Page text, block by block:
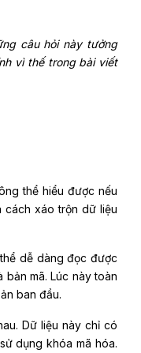
câu hỏi này tưởng
vì thế trong bài viết
thể hiểu được nếu
cách xáo trộn dữ liệu
dễ dàng đọc được
mã. Lúc này toàn
ban đầu.
Dữ liệu này chỉ có
dụng khóa mã hóa.